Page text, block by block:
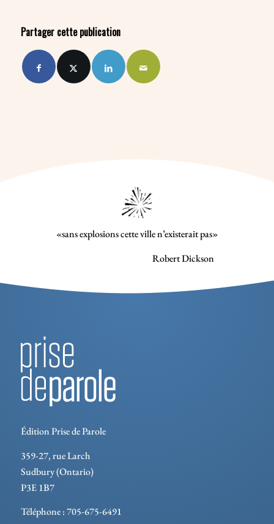
Partager cette publication
«sans explosions cette ville n’existerait pas»
Robert Dickson
Édition Prise de Parole
359-27, rue Larch
Sudbury (Ontario)
P3E 1B7
Téléphone : 705-675-6491